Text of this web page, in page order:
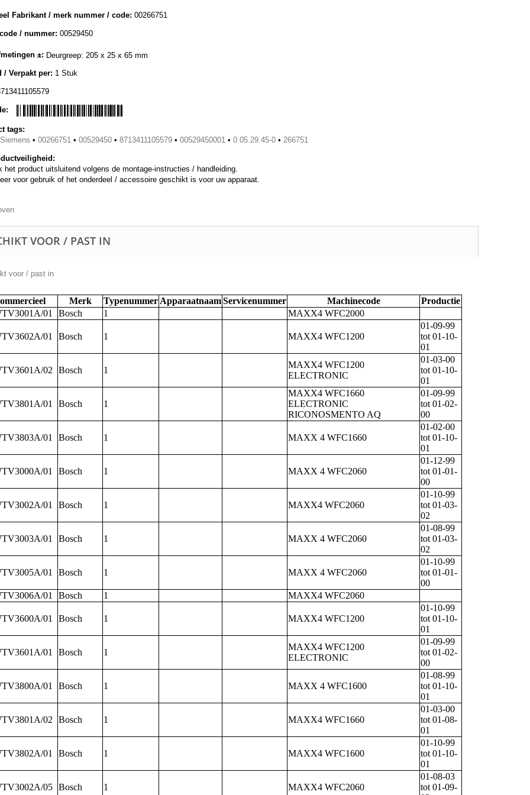
Fabrikant / merk nummer / code: 00266751
/ nummer: 00529450
±: Deurgreep: 205 x 25 x 65 mm
/ Verpakt per: 1 Stuk
tags:
• 00266751 • 00529450 • 8713411105579 • 00529450001 • 0.05.29.45-0 • 266751
het product uitsluitend volgens de montage-instructies / handleiding.
voor gebruik of het onderdeel / accessoire geschikt is voor uw apparaat.
VOOR / PAST IN
voor / past in